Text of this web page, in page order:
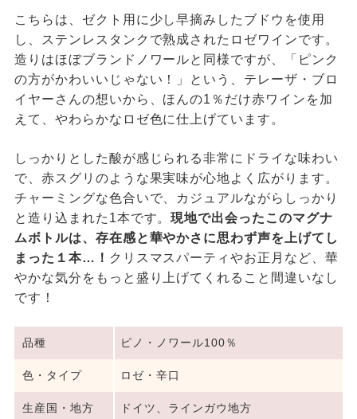
こちらは、ゼクト用に少し早摘みしたブドウを使用
し、ステンレスタンクで熟成されたロゼワインです。
造りはほぼブランドノワールと同様ですが、「ピンク
の方がかわいいじゃない！」という、テレーザ・ブロ
イヤーさんの想いから、ほんの1％だけ赤ワインを加
えて、やわらかなロゼ色に仕上げています。
しっかりとした酸が感じられる非常にドライな味わい
で、赤スグリのような果実味が心地よく広がります。
チャーミングな色合いで、カジュアルながらしっかり
と造り込まれた1本です。現地で出会ったこのマグナ
ムボトルは、存在感と華やかさに思わず声を上げてし
まった１本…！ クリスマスパーティやお正月など、華
やかな気分をもっと盛り上げてくれること間違いなし
です！
品種 ピノ・ノワール100％
色・タイプ ロゼ・辛口
生産国・地方 ドイツ、ラインガウ地方